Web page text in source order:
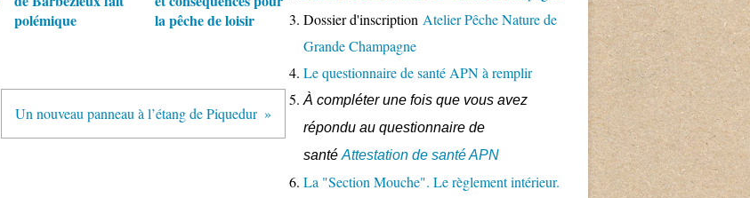
polémique
la pêche de loisir
Un nouveau panneau à l’étang de Piquedur
Dossier d'inscription Atelier Pêche Nature de
Grande Champagne
Le questionnaire de santé APN à remplir
À compléter une fois que vous avez
répondu au questionnaire de
santé Attestation de santé APN
La "Section Mouche". Le règlement intérieur.